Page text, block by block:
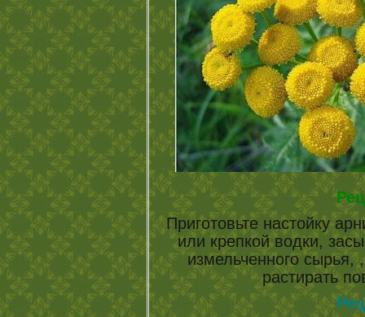
Приготовьте настойку
или крепкой водки,
измельченного сырья,
растирать